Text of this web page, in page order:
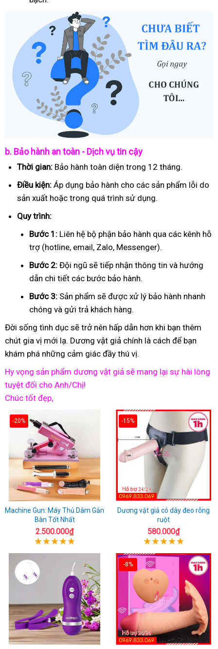
b. Bảo hành an toàn - Dịch vụ tin cậy
Thời gian: Bảo hành toàn diện trong 12 tháng.
Điều kiện: Áp dụng bảo hành cho các sản phẩm lỗi do
sản xuất hoặc trong quá trình sử dụng.
Quy trình:
Bước 1: Liên hệ bộ phận bảo hành qua các kênh hỗ
trợ (hotline, email, Zalo, Messenger).
Bước 2: Đội ngũ sẽ tiếp nhận thông tin và hướng
dẫn chi tiết các bước bảo hành.
Bước 3: Sản phẩm sẽ được xử lý bảo hành nhanh
chóng và gửi trả khách hàng.
Đời sống tình dục sẽ trở nên hấp dẫn hơn khi bạn thêm
chút gia vị mới lạ. Dương vật giả chính là cách để bạn
khám phá những cảm giác đầy thú vị.
Hy vọng sản phẩm dương vật giả sẽ mang lại sự hài lòng
tuyệt đối cho Anh/Chị!
Chúc tốt đẹp,
-20%
Machine Gun: Máy Thủ Dâm Gắn
Bàn Tốt Nhất
2.500.000₫
-15%
Dương vật giả có dây đeo rỗng
ruột
580.000₫
-8%